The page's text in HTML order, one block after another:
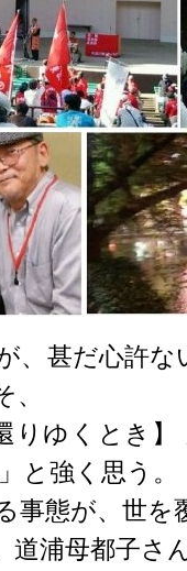
、甚だ心許
、
りゆくとき
と強く思う。
事態が、世を
道浦母都子さ